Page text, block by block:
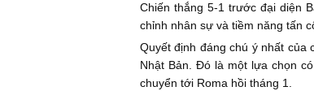
Chiến thắng 5-1 trước đại diện
chỉnh nhân sự và tiềm năng tấn
Quyết định đáng chú ý nhất của
Nhật Bản. Đó là một lựa chọn
chuyển tới Roma hồi tháng 1.